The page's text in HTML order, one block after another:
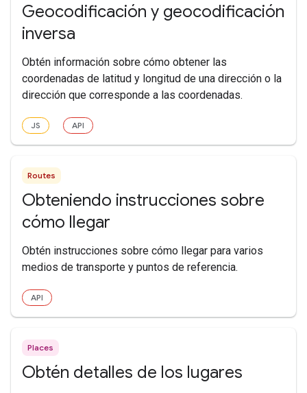
Geocodificación y geocodificación
inversa
Obtén información sobre cómo obtener las
coordenadas de latitud y longitud de una dirección o la
dirección que corresponde a las coordenadas.
JS API
Routes
Obteniendo instrucciones sobre
cómo llegar
Obtén instrucciones sobre cómo llegar para varios
medios de transporte y puntos de referencia.
API
Places
Obtén detalles de los lugares